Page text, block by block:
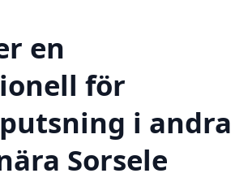
en
för
i andra
Sorsele